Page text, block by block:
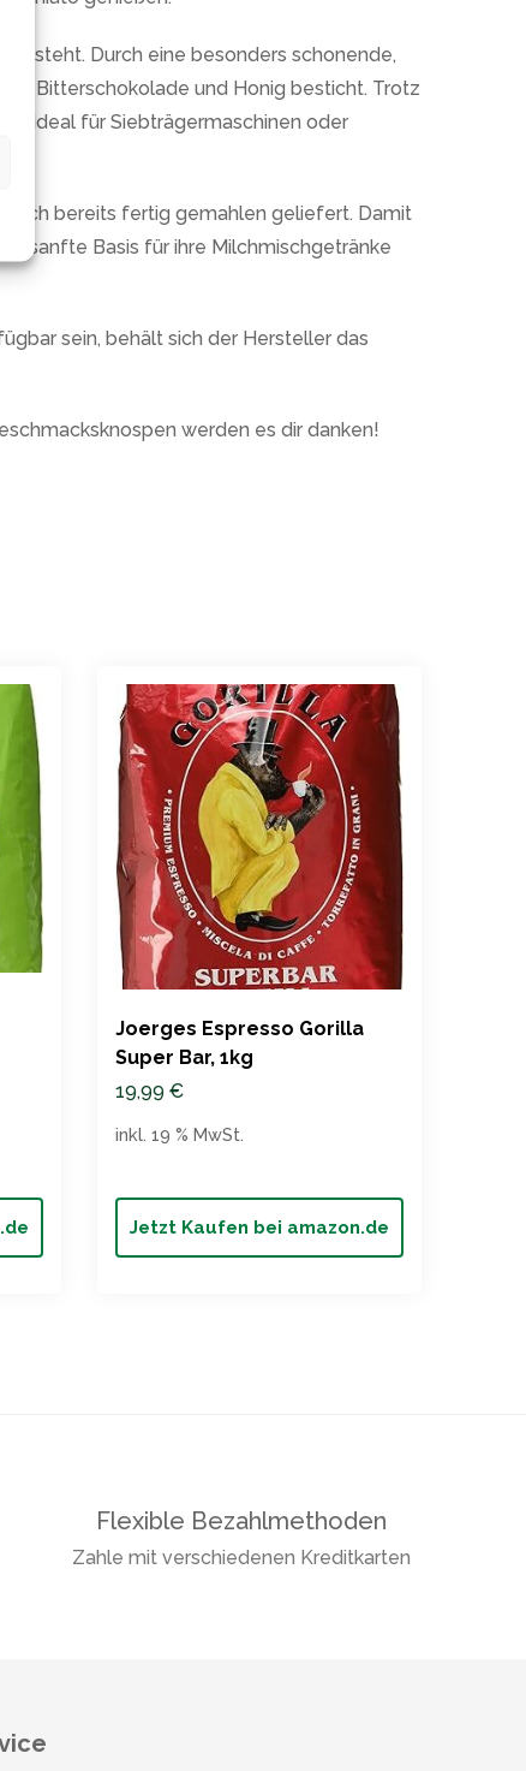
besteht. Durch eine besonders schonende,
Bitterschokolade und Honig besticht. Trotz
ideal für Siebträgermaschinen oder
bereits fertig gemahlen geliefert. Damit
sanfte Basis für ihre Milchmischgetränke
sein, behält sich der Hersteller das
werden es dir danken!
Joerges Espresso Gorilla
Super Bar, 1kg
19,99 €
Jetzt Kaufen bei amazon.de
inkl. 19 % MwSt.
Flexible Bezahlmethoden
Zahle mit verschiedenen Kreditkarten